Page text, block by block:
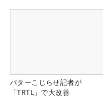
パターこじらせ記者が
「TRTL」で大改善